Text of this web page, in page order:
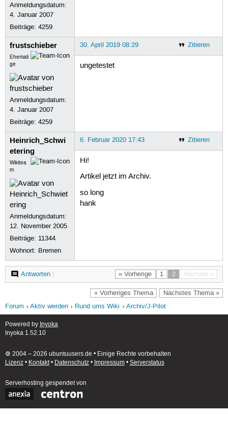
Anmeldungsdatum:
4. Januar 2007
Beiträge:4259
frustschieber
Ehemali
ge
Anmeldungsdatum:
4. Januar 2007
Beiträge:4259
Zitieren
30. April 2019 08:29
ungetestet
Heinrich_Schwi
etering
Wikitea
m
Anmeldungsdatum:
12. November 2005
Beiträge: 11344
Wohnort: Bremen
Zitieren
6. Februar 2020 17:43
Hi!
Artikel jetzt im Archiv.
so long
hank
« Vorherige 1 2 Nächste »
Antworten|
« Vorheriges Thema Nächstes Thema »
Forum Aktiv werden Rund ums Wiki Archiv/J-Pilot
Powered by Inyoka
Inyoka 1.52.10
🄯 2004 – 2026 ubuntuusers.de • Einige Rechte vorbehalten
Lizenz• Kontakt• Datenschutz• Impressum• Serverstatus
Serverhosting gespendet von